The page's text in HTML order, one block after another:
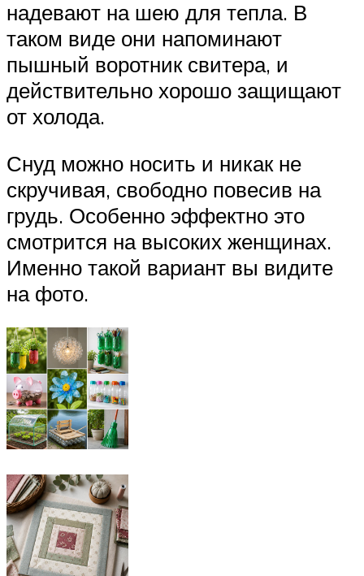
надевают на шею для тепла. В
таком виде они напоминают
пышный воротник свитера, и
действительно хорошо защищают
от холода.
Снуд можно носить и никак не
скручивая, свободно повесив на
грудь. Особенно эффектно это
смотрится на высоких женщинах.
Именно такой вариант вы видите
на фото.